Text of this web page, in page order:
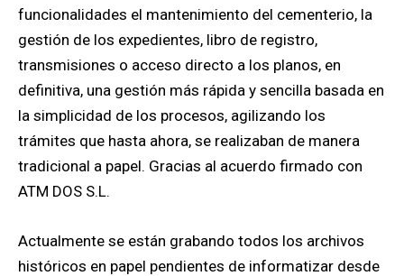
funcionalidades el mantenimiento del cementerio, la
gestión de los expedientes, libro de registro,
transmisiones o acceso directo a los planos, en
definitiva, una gestión más rápida y sencilla basada en
la simplicidad de los procesos, agilizando los
trámites que hasta ahora, se realizaban de manera
tradicional a papel. Gracias al acuerdo firmado con
ATM DOS S.L.
Actualmente se están grabando todos los archivos
históricos en papel pendientes de informatizar desde